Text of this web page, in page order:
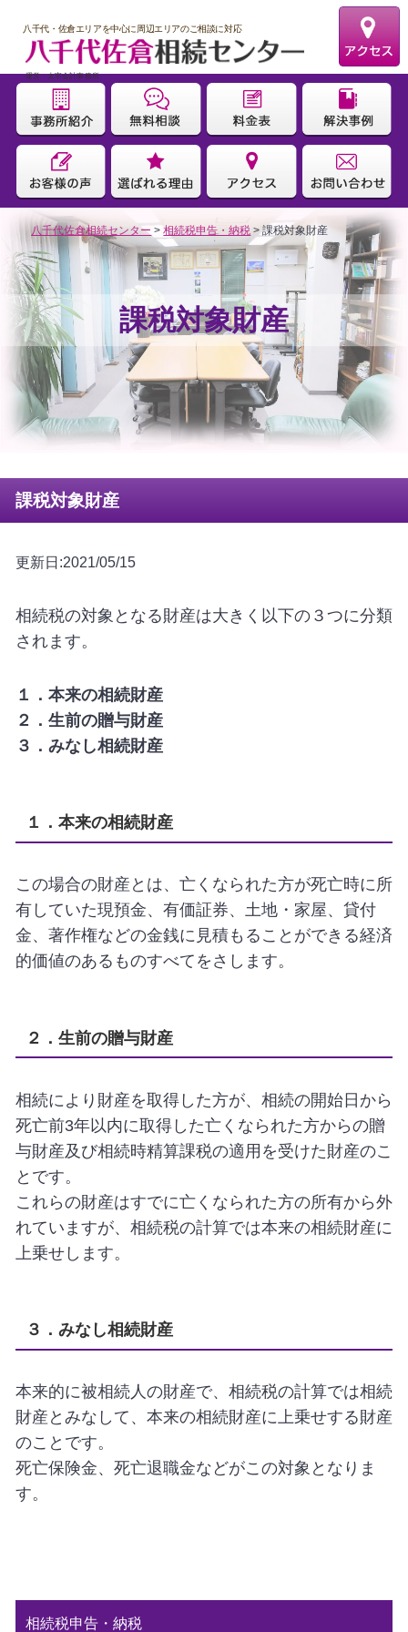
八千代・佐倉エリアを中心に周辺エリアのご相談に対応
運営：太宰会計事務所
八千代佐倉相続センター >相続税申告・納税 >課税対象財産
課税対象財産
課税対象財産
更新日:2021/05/15
相続税の対象となる財産は大きく以下の３つに分類
されます。
１．本来の相続財産
２．生前の贈与財産
３．みなし相続財産
１．本来の相続財産
この場合の財産とは、亡くなられた方が死亡時に所
有していた現預金、有価証券、土地・家屋、貸付
金、著作権などの金銭に見積もることができる経済
的価値のあるものすべてをさします。
２．生前の贈与財産
相続により財産を取得した方が、相続の開始日から
死亡前3年以内に取得した亡くなられた方からの贈
与財産及び相続時精算課税の適用を受けた財産のこ
とです。
これらの財産はすでに亡くなられた方の所有から外
れていますが、相続税の計算では本来の相続財産に
上乗せします。
３．みなし相続財産
本来的に被相続人の財産で、相続税の計算では相続
財産とみなして、本来の相続財産に上乗せする財産
のことです。
死亡保険金、死亡退職金などがこの対象となりま
す。
相続税申告・納税